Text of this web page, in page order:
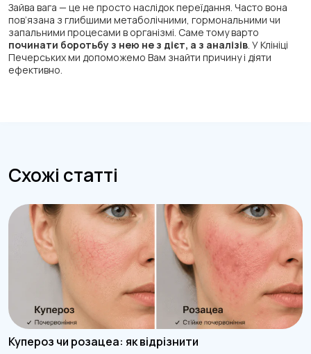
Зайва вага — це не просто наслідок переїдання. Часто вона
пов’язана з глибшими метаболічними, гормональними чи
запальними процесами в організмі. Саме тому варто
починати боротьбу з нею не з дієт, а з аналізів. У Клініці
Печерських ми допоможемо Вам знайти причину і діяти
ефективно.
Схожі статті
Купероз чи розацеа: як відрізнити